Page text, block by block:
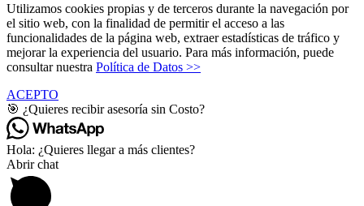
Utilizamos cookies propias y de terceros durante la navegación por
el sitio web, con la finalidad de permitir el acceso a las
funcionalidades de la página web, extraer estadísticas de tráfico y
mejorar la experiencia del usuario. Para más información, puede
consultar nuestra Política de Datos >>
ACEPTO
🎯 ¿Quieres recibir asesoría sin Costo?
Hola: ¿Quieres llegar a más clientes?
Abrir chat